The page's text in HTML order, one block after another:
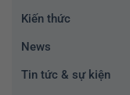
Kiến thức
News
Tin tức & sự kiện